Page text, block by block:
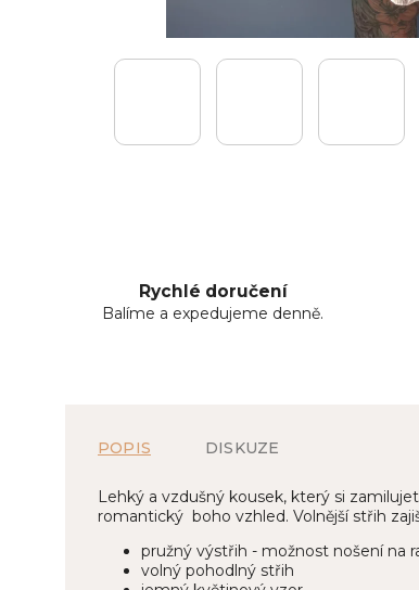
Rychlé doručení
Balíme a expedujeme denně.
POPIS DISKUZE
Lehký a vzdušný kousek, který si
romantický boho vzhled. Volnější střih
pružný výstřih - možnost nošení na
volný pohodlný střih